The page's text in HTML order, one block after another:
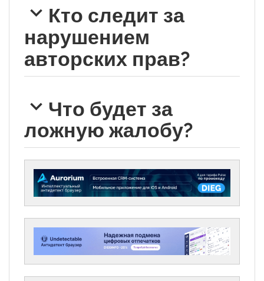
Кто следит за
нарушением
авторских прав?
Что будет за
ложную жалобу?